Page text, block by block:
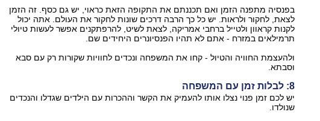
בפנסיה מתפנה הזמן ואם תכננתם את התקופה הזאת כראוי, יש גם כסף. זה הזמן
לצאת, לחקור ולראות. יש כל כך הרבה דרכים שונות לחקור את העולם. אתה יכול
לקנות קראוון ולטייל ברחבי אמריקה, לצאת לשיט, להרפתקנים אפשר לעשות טיולי
תרמילאים במזרח - אתם לא תהיו הפנסיונרים היחידים שם.
ולהעצמת החוויה והטיול - קחו את המשפחה ונכדים לחוויות שקורות רק עם סבא
וסבתא.
8: לבלות זמן עם המשפחה
יש לכם זמן פנוי נצלו אותו להעמיק את הקשר וההכרות עם הילדים שגדלו והנכדים
שנולדו.